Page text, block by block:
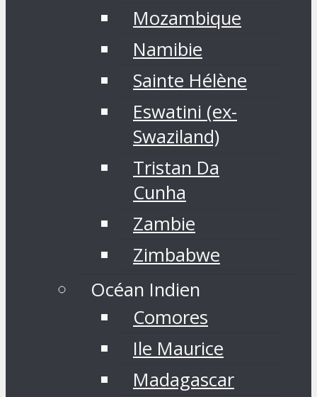
Mozambique
Namibie
Sainte Hélène
Eswatini (ex-
Swaziland)
Tristan Da
Cunha
Zambie
Zimbabwe
Océan Indien
Comores
Ile Maurice
Madagascar